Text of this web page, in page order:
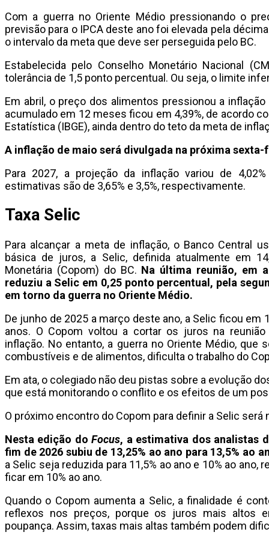
Com a guerra no Oriente Médio pressionando o
previsão para o IPCA deste ano foi elevada pela
o intervalo da meta que deve ser perseguida pelo BC.
Estabelecida pelo Conselho Monetário Nacional
tolerância de 1,5 ponto percentual. Ou seja, o limite
Em abril, o preço dos alimentos pressionou a
acumulado em 12 meses ficou em 4,39%, de acordo
Estatística (IBGE), ainda dentro do teto da meta de
A inflação de maio será divulgada na próxima sexta-
Para 2027, a projeção da inflação variou de
estimativas são de 3,65% e 3,5%, respectivamente.
Taxa Selic
Para alcançar a meta de inflação, o Banco Central
básica de juros, a Selic, definida atualmente em
Monetária (Copom) do BC. Na última reunião, em
reduziu a Selic em 0,25 ponto percentual, pela
em torno da guerra no Oriente Médio.
De junho de 2025 a março deste ano, a Selic ficou em
anos. O Copom voltou a cortar os juros na
inflação. No entanto, a guerra no Oriente Médio,
combustíveis e de alimentos, dificulta o trabalho do
Em ata, o colegiado não deu pistas sobre a evolução
que está monitorando o conflito e os efeitos de um
O próximo encontro do Copom para definir a Selic será
Nesta edição doFocus, a estimativa dos analistas
fim de 2026 subiu de 13,25% ao ano para 13,5% ao
a Selic seja reduzida para 11,5% ao ano e 10% ao ano,
ficar em 10% ao ano.
Quando o Copom aumenta a Selic, a finalidade é
reflexos nos preços, porque os juros mais altos
poupança. Assim, taxas mais altas também podem